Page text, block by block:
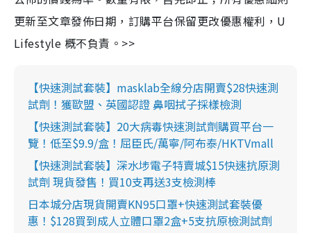
更新至文章發佈日期，訂購平台保留更改優惠權利，U
Lifestyle 概不負責。>>
【快速測試套裝】masklab全線分店開賣$28快速測
試劑！獲歐盟、英國認證 鼻咽拭子採樣檢測
【快速測試套裝】20大病毒快速測試劑購買平台一
覽！低至$9.9/盒！屈臣氏/萬寧/阿布泰/HKTVmall
【快速測試套裝】深水埗電子特賣城$15快速抗原測
試劑 現貨發售！買10支再送3支檢測棒
日本城分店現貨開賣KN95口罩+快速測試套裝優
惠！$128買到成人立體口罩2盒+5支抗原檢測試劑